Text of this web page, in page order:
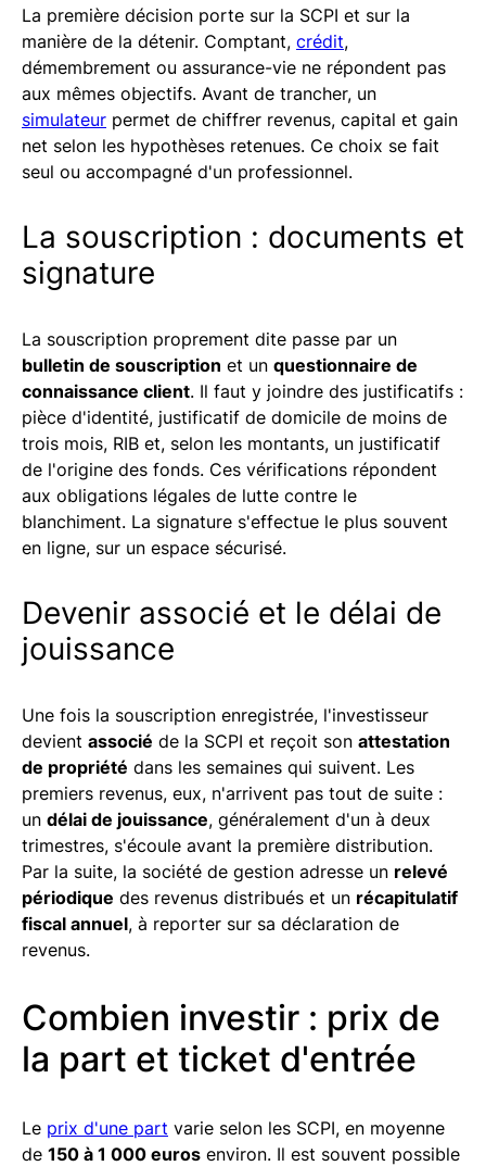
La première décision porte sur la SCPI et sur la
manière de la détenir. Comptant, crédit,
démembrement ou assurance-vie ne répondent pas
aux mêmes objectifs. Avant de trancher, un
simulateur permet de chiffrer revenus, capital et gain
net selon les hypothèses retenues. Ce choix se fait
seul ou accompagné d'un professionnel.
La souscription : documents et
signature
La souscription proprement dite passe par un
bulletin de souscription et un questionnaire de
connaissance client. Il faut y joindre des justificatifs :
pièce d'identité, justificatif de domicile de moins de
trois mois, RIB et, selon les montants, un justificatif
de l'origine des fonds. Ces vérifications répondent
aux obligations légales de lutte contre le
blanchiment. La signature s'effectue le plus souvent
en ligne, sur un espace sécurisé.
Devenir associé et le délai de
jouissance
Une fois la souscription enregistrée, l'investisseur
devient associé de la SCPI et reçoit son attestation
de propriété dans les semaines qui suivent. Les
premiers revenus, eux, n'arrivent pas tout de suite :
un délai de jouissance, généralement d'un à deux
trimestres, s'écoule avant la première distribution.
Par la suite, la société de gestion adresse un relevé
périodique des revenus distribués et un récapitulatif
fiscal annuel, à reporter sur sa déclaration de
revenus.
Combien investir : prix de
la part et ticket d'entrée
Le prix d'une part varie selon les SCPI, en moyenne
de 150 à 1 000 euros environ. Il est souvent possible